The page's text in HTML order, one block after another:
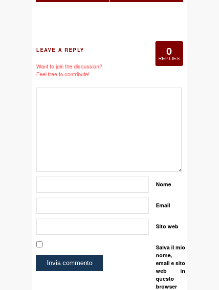
0
REPLIES
LEAVE A REPLY
Want to join the discussion?
Feel free to contribute!
Nome
Email
Sito web
Salva il mio
nome,
email e sito
web in
questo
browser